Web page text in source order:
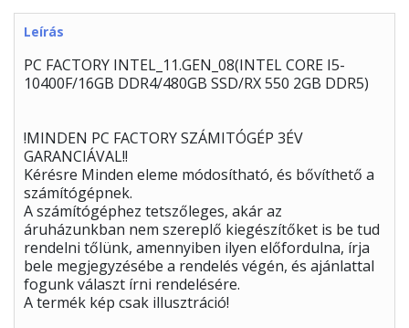
Leírás
PC FACTORY INTEL_11.GEN_08(INTEL CORE I5-
10400F/16GB DDR4/480GB SSD/RX 550 2GB DDR5)
!MINDEN PC FACTORY SZÁMITÓGÉP 3ÉV
GARANCIÁVAL!!
Kérésre Minden eleme módosítható, és bővíthető a
számítógépnek.
A számítógéphez tetszőleges, akár az
áruházunkban nem szereplő kiegészítőket is be tud
rendelni tőlünk, amennyiben ilyen előfordulna, írja
bele megjegyzésébe a rendelés végén, és ajánlattal
fogunk választ írni rendelésére.
A termék kép csak illusztráció!